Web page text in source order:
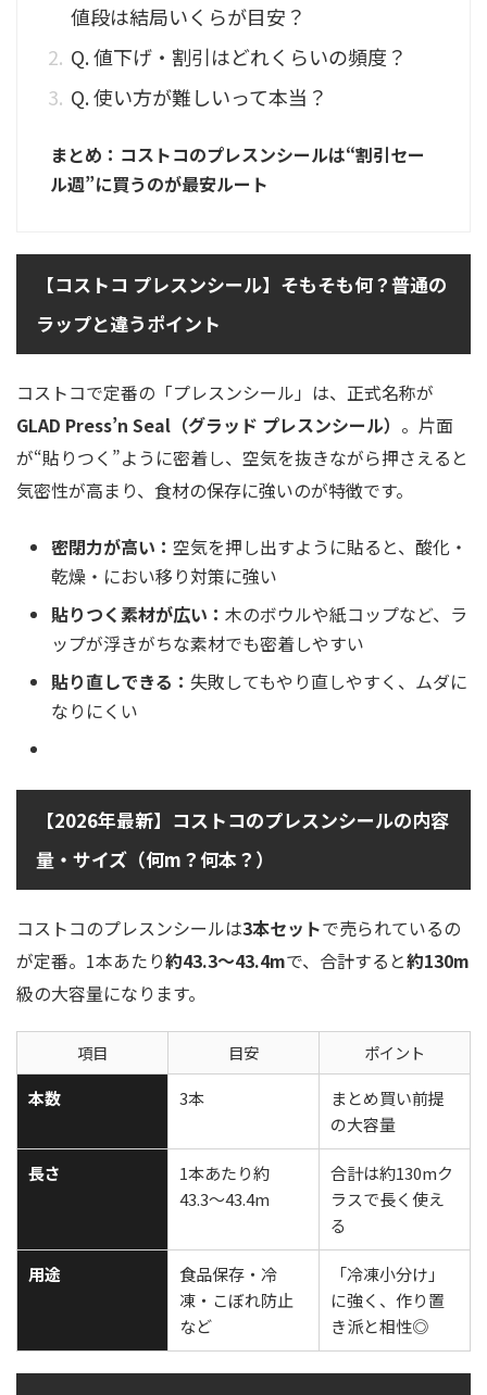
値段は結局いくらが目安？
Q. 値下げ・割引はどれくらいの頻度？
Q. 使い方が難しいって本当？
まとめ：コストコのプレスンシールは“割引セー
ル週”に買うのが最安ルート
【コストコ プレスンシール】そもそも何？普通の
ラップと違うポイント
コストコで定番の「プレスンシール」は、正式名称が
GLAD Press’n Seal（グラッド プレスンシール） 。片面
が“貼りつく”ように密着し、空気を抜きながら押さえると
気密性が高まり、食材の保存に強いのが特徴です。
密閉力が高い： 空気を押し出すように貼ると、酸化・
乾燥・におい移り対策に強い
貼りつく素材が広い： 木のボウルや紙コップなど、ラ
ップが浮きがちな素材でも密着しやすい
貼り直しできる： 失敗してもやり直しやすく、ムダに
なりにくい
【2026年最新】コストコのプレスンシールの内容
量・サイズ（何m？何本？）
コストコのプレスンシールは3本セットで売られているの
が定番。1本あたり約43.3〜43.4mで、合計すると約130m
級の大容量になります。
項目 目安
ポイント
本数
3本
まとめ買い前提
の大容量
長さ
1本あたり約
43.3〜43.4m
合計は約130mク
ラスで長く使え
る
用途
食品保存・冷
凍・こぼれ防止
など
「冷凍小分け」
に強く、作り置
き派と相性◎